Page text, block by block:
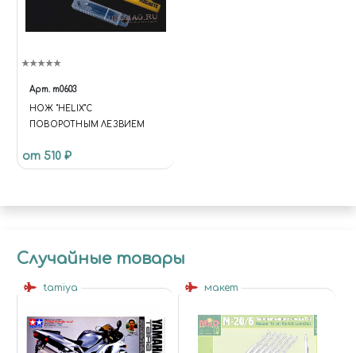
Арт. m0603
НОЖ "HELIX"С
ПОВОРОТНЫМ ЛЕЗВИЕМ
от 510 ₽
Случайные товары
tamiya макет